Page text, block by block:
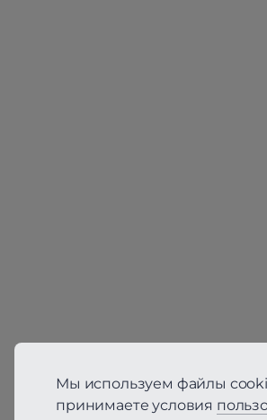
Мы используем файлы
принимаете условия